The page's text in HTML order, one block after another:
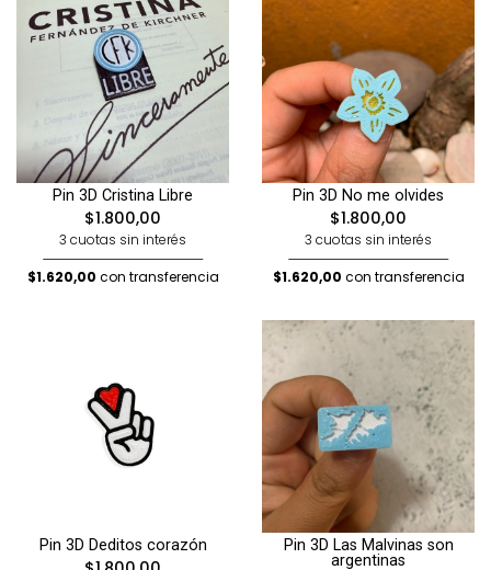
Pin 3D Cristina Libre
$1.800,00
3 cuotas sin interés
$1.620,00 con transferencia
Pin 3D No me olvides
$1.800,00
3 cuotas sin interés
$1.620,00 con transferencia
Pin 3D Deditos corazón
Pin 3D Las Malvinas son
argentinas